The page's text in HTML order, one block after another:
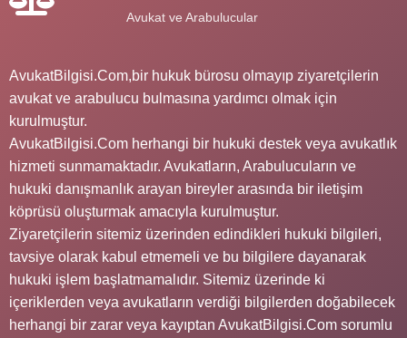
Avukat ve Arabulucular
AvukatBilgisi.Com,bir hukuk bürosu olmayıp ziyaretçilerin
avukat ve arabulucu bulmasına yardımcı olmak için
kurulmuştur.
AvukatBilgisi.Com herhangi bir hukuki destek veya avukatlık
hizmeti sunmamaktadır. Avukatların, Arabulucuların ve
hukuki danışmanlık arayan bireyler arasında bir iletişim
köprüsü oluşturmak amacıyla kurulmuştur.
Ziyaretçilerin sitemiz üzerinden edindikleri hukuki bilgileri,
tavsiye olarak kabul etmemeli ve bu bilgilere dayanarak
hukuki işlem başlatmamalıdır. Sitemiz üzerinde ki
içeriklerden veya avukatların verdiği bilgilerden doğabilecek
herhangi bir zarar veya kayıptan AvukatBilgisi.Com sorumlu